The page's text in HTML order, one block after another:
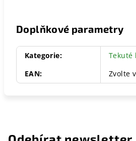
Doplňkové parametry
Kategorie:
Tekuté
EAN: Zvolte